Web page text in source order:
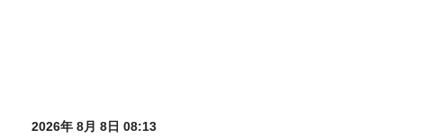
2026年 8月 8日 08:13